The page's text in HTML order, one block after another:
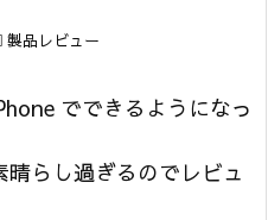
製品レビュー
でできるようになっ
らし過ぎるのでレビュ